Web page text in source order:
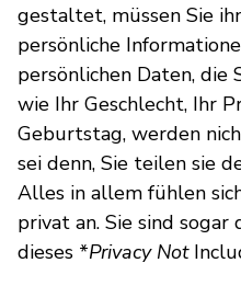
gestaltet, müssen Sie
persönliche
persönlichen Daten, die
wie Ihr Geschlecht, Ihr
Geburtstag, werden
sei denn, Sie teilen sie
Alles in allem fühlen
privat an. Sie sind
dieses *Privacy Not